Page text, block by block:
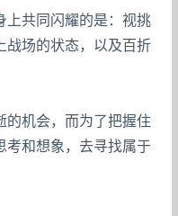
上共同闪耀的是：视挑
战场的状态，以及百折
的机会，而为了把握住
考和想象，去寻找属于